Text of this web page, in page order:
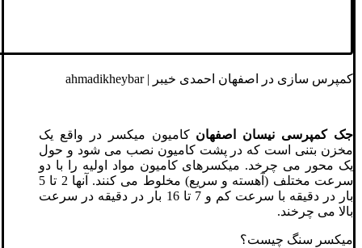
کمپرس سازی در اصفهان احمدی خیبر | ahmadikheybar
جک کمپرسی نیسان اصفهان کامیون میکسر در واقع یک
مخزن بتنی است که در پشت کامیون نصب می شود و حول
یک محور می چرخد. میکسرهای کامیون مواد اولیه را با دو
سرعت مختلف (آهسته و سریع) مخلوط می کنند. آنها 2 تا 5
بار در دقیقه با سرعت کم و 7 تا 16 بار در دقیقه در سرعت
بالا می چرخند.
میکسر سنگ چیست؟